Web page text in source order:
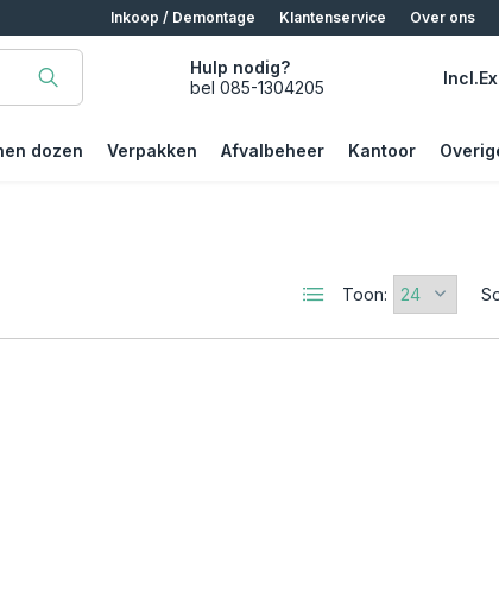
Inkoop / Demontage Klantenservice Over ons
Hulp nodig?
bel 085-1304205
Incl.
dozen Verpakken Afvalbeheer Kantoor
Toon: